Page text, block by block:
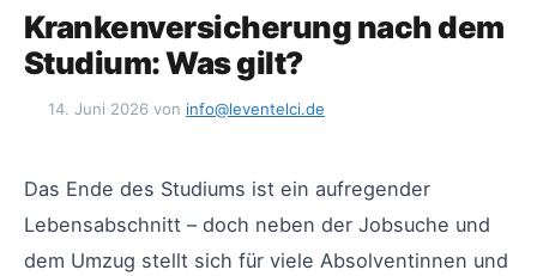
Krankenversicherung nach dem
Studium: Was gilt?
14. Juni 2026 von info@leventelci.de
Das Ende des Studiums ist ein aufregender
Lebensabschnitt – doch neben der Jobsuche und
dem Umzug stellt sich für viele Absolventinnen und